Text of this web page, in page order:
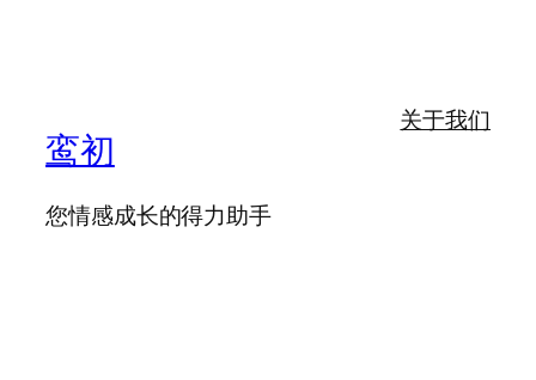
鸾初
您情感成长的得力助手
关于我们